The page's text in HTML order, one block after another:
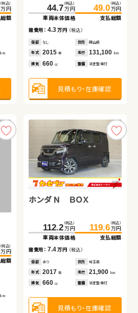
（税込）
万円
額
km
44.7 （税込）
万円
車両本体価格
49.0 （税込）
万円
支払総額
諸費用： 4.3万円 （税込）
保証 なし 住所 岡山県
年式 2015年 走行 131,100 km
排気 660cc 整備 法定整備付
見積もり・在庫確認
（税込）
万円
額
km
ホンダ Ｎ ＢＯＸ
112.2 （税込）
万円
車両本体価格
119.6 （税込）
万円
支払総額
諸費用： 7.4万円 （税込）
保証 あり 住所 埼玉県
年式 2017年 走行 21,900 km
排気 660cc 整備 法定整備付
見積もり・在庫確認
諸費用：4.6 万円（税込）
なし
年式 2019年 走行
排気 660 整備 法定整備付
見積もり・在庫確認
額
km
トヨタ アルファード
99.9 （税込）
万円
諸費用：11.9万円（税込）
なし
年式 2014年 走行
排気 2,400 整備 なし
見積もり・在庫確認
諸費用：5.2 万円（税込）
あり
年式 2013年 走行
排気 660 整備 法定整備付
見積もり・在庫確認
トヨタ アクア
177.7 （税込）
万円
諸費用：5.7 万円（税込）
なし
年式 2023年 走行
排気 1,500 整備 法定整備付
見積もり・在庫確認